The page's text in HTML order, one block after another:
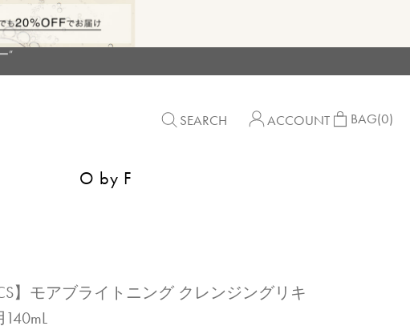
”
SEARCH ACCOUNT BAG(0)
O by F
】モアブライトニング クレンジングリキ